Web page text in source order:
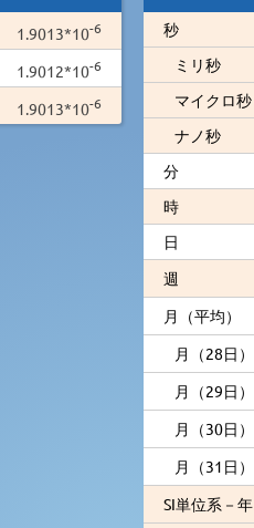
1.9013*10-6
1.9012*10-6
1.9013*10-6
秒
ミリ秒
マイクロ秒
ナノ秒
分
時
日
週
月（平均）
月（28日）
月（29日）
月（30日）
月（31日）
SI単位系－年